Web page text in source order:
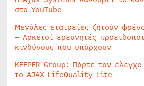
στο YouTube
Μεγάλες εταιρείες ζητούν
– Αρκετοί ερευνητές
κινδύνους που υπάρχουν
KEEPER Group: Πάρτε τον
το AJAX LifeQuality Lite